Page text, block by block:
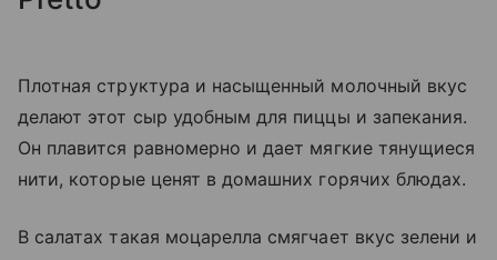
Плотная структура и насыщенный молочный вкус
делают этот сыр удобным для пиццы и запекания.
Он плавится равномерно и дает мягкие тянущиеся
нити, которые ценят в домашних горячих блюдах.
В салатах такая моцарелла смягчает вкус зелени и